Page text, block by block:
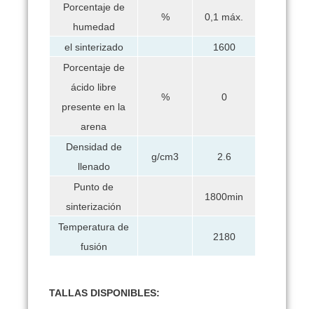
Porcentaje de
humedad
% 0,1 máx.
el sinterizado
1600
Porcentaje de
ácido libre
presente en la
arena
% 0
Densidad de
llenado
g/cm3 2.6
Punto de
sinterización
1800min
Temperatura de
fusión
2180
TALLAS DISPONIBLES: